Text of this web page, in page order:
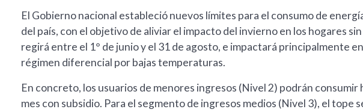
El Gobierno nacional estableció nuevos límites para el consumo de
del país, con el objetivo de aliviar el impacto del invierno en los hogares
regirá entre el 1° de junio y el 31 de agosto, e impactará principalmente
régimen diferencial por bajas temperaturas.
En concreto, los usuarios de menores ingresos (Nivel 2) podrán
mes con subsidio. Para el segmento de ingresos medios (Nivel 3), el tope